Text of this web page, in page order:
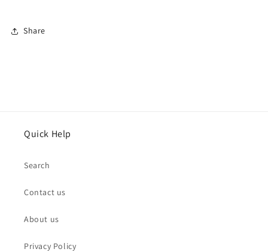
Share
Quick Help
Search
Contact us
About us
Privacy Policy